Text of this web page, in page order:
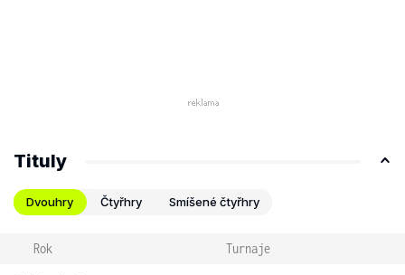
Tituly
Dvouhry Čtyřhry Smíšené čtyřhry
Rok Turnaje